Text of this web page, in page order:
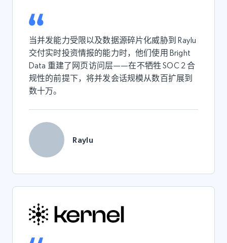
当并发能力受限以及数据源碎片化威胁到 Raylu
交付实时投资情报的能力时，他们使用 Bright
Data 重建了网页访问层——在不牺牲 SOC 2 合
规性的前提下，将并发会话规模从数百扩展到
数十万。
Raylu